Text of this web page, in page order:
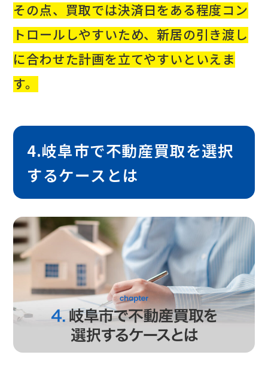
その点、買取では決済日をある程度コン
トロールしやすいため、新居の引き渡し
に合わせた計画を立てやすいといえま
す。
4.岐阜市で不動産買取を選択
するケースとは